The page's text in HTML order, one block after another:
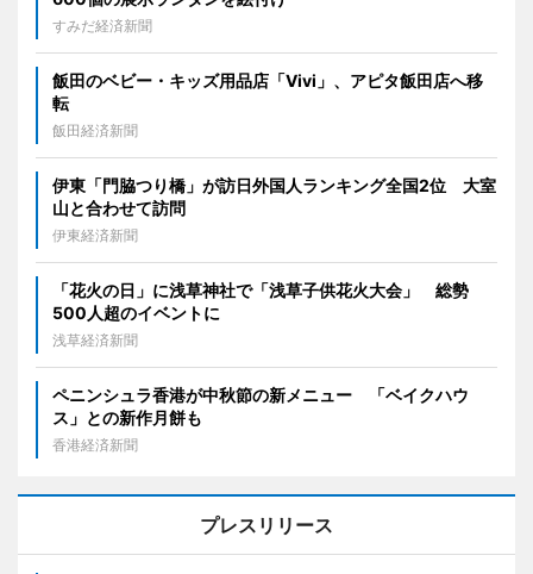
すみだ経済新聞
飯田のベビー・キッズ用品店「Vivi」、アピタ飯田店へ移
転
飯田経済新聞
伊東「門脇つり橋」が訪日外国人ランキング全国2位 大室
山と合わせて訪問
伊東経済新聞
「花火の日」に浅草神社で「浅草子供花火大会」 総勢
500人超のイベントに
浅草経済新聞
ペニンシュラ香港が中秋節の新メニュー 「ベイクハウ
ス」との新作月餅も
香港経済新聞
プレスリリース